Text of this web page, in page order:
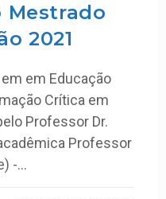
Mestrado
2021
em Educação
Crítica em
Professor Dr.
Professor
-…